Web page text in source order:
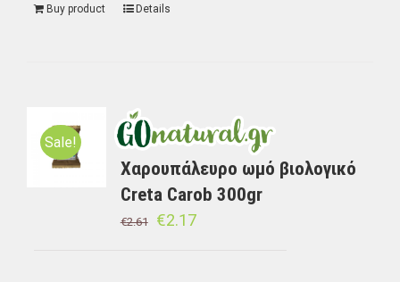
Buy product Details
Sale!
Χαρουπάλευρο ωμό βιολογικό
Creta Carob 300gr
€2.61 €2.17